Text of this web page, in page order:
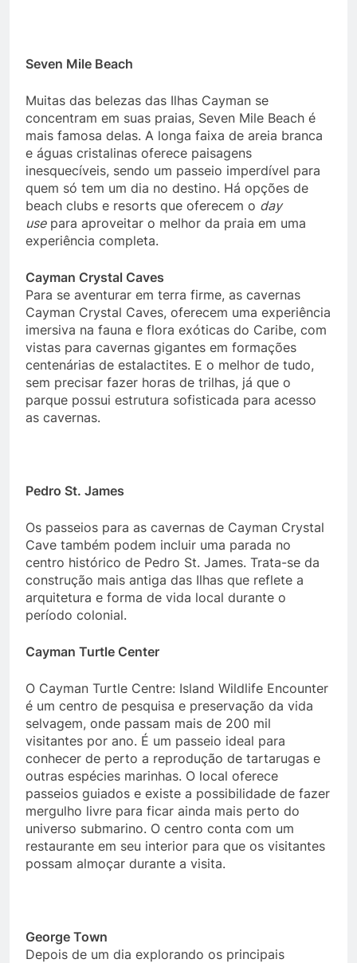
Seven Mile Beach
Muitas das belezas das Ilhas Cayman se
concentram em suas praias, Seven Mile Beach é
mais famosa delas. A longa faixa de areia branca
e águas cristalinas oferece paisagens
inesquecíveis, sendo um passeio imperdível para
quem só tem um dia no destino. Há opções de
beach clubs e resorts que oferecem o day
usepara aproveitar o melhor da praia em uma
experiência completa.
Cayman Crystal Caves
Para se aventurar em terra firme, as cavernas
Cayman Crystal Caves, oferecem uma experiência
imersiva na fauna e flora exóticas do Caribe, com
vistas para cavernas gigantes em formações
centenárias de estalactites. E o melhor de tudo,
sem precisar fazer horas de trilhas, já que o
parque possui estrutura sofisticada para acesso
as cavernas.
Pedro St. James
Os passeios para as cavernas de Cayman Crystal
Cave também podem incluir uma parada no
centro histórico de Pedro St. James. Trata-se da
construção mais antiga das Ilhas que reflete a
arquitetura e forma de vida local durante o
período colonial.
Cayman Turtle Center
O Cayman Turtle Centre: Island Wildlife Encounter
é um centro de pesquisa e preservação da vida
selvagem, onde passam mais de 200 mil
visitantes por ano. É um passeio ideal para
conhecer de perto a reprodução de tartarugas e
outras espécies marinhas. O local oferece
passeios guiados e existe a possibilidade de fazer
mergulho livre para ficar ainda mais perto do
universo submarino. O centro conta com um
restaurante em seu interior para que os visitantes
possam almoçar durante a visita.
George Town
Depois de um dia explorando os principais